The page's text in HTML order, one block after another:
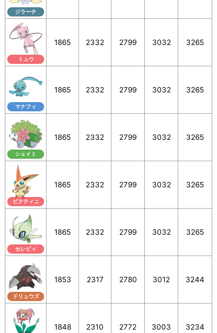
ジラーチ
ミュウ
1865 2332 2799 3032 3265
マナフィ
1865 2332 2799 3032 3265
シェイミ
1865 2332 2799 3032 3265
ビクティニ
1865 2332 2799 3032 3265
セレビィ
1865 2332 2799 3032 3265
ドリュウズ
1853 2317 2780 3012 3244
1848 2310 2772 3003 3234